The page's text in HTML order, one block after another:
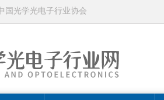
国光学光电子行业协会